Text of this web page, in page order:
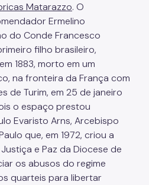
de Conduta
Matarazzo. O
Ermelino
do Conde Francesco
filho brasileiro,
1883, morto em um
na fronteira da França com
de Turim, em 25 de janeiro
o espaço prestou
Evaristo Arns, Arcebispo
que, em 1972, criou a
e Paz da Diocese de
os abusos do regime
quarteis para libertar